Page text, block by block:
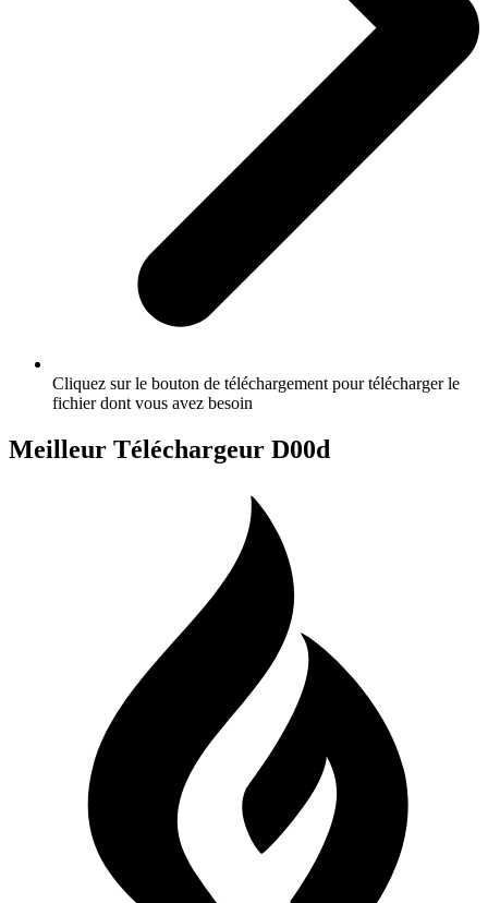
Cliquez sur le bouton de téléchargement pour télécharger le
fichier dont vous avez besoin
Meilleur Téléchargeur D00d